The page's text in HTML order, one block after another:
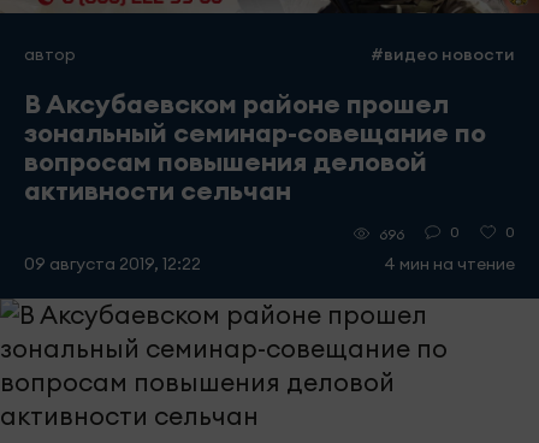
автор #видео новости
В Аксубаевском районе прошел
зональный семинар-совещание по
вопросам повышения деловой
активности сельчан
09 августа 2019, 12:22
696 0 0
4 мин на чтение